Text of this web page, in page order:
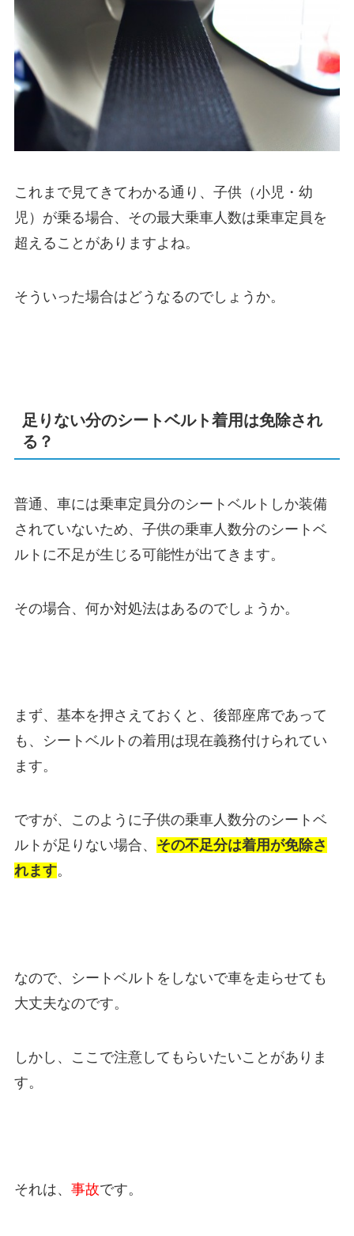
これまで見てきてわかる通り、子供（小児・幼
児）が乗る場合、その最大乗車人数は乗車定員を
超えることがありますよね。
そういった場合はどうなるのでしょうか。
足りない分のシートベルト着用は免除され
る？
普通、車には乗車定員分のシートベルトしか装備
されていないため、子供の乗車人数分のシートベ
ルトに不足が生じる可能性が出てきます。
その場合、何か対処法はあるのでしょうか。
まず、基本を押さえておくと、後部座席であって
も、シートベルトの着用は現在義務付けられてい
ます。
ですが、このように子供の乗車人数分のシートベ
ルトが足りない場合、 その不足分は着用が免除さ
れます。
なので、シートベルトをしないで車を走らせても
大丈夫なのです。
しかし、ここで注意してもらいたいことがありま
す。
それは、 事故です。